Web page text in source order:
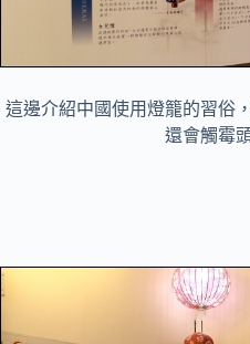
這邊介紹中國使用燈籠的習俗
還會觸霉